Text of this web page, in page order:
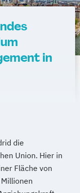
in
die
Union. Hier in
Fläche von